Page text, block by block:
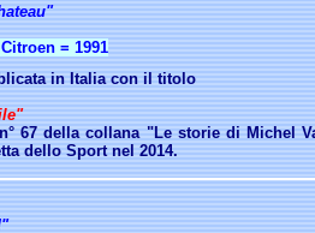
= 1991
in Italia con il titolo
67 della collana "Le storie di Michel
dello Sport nel 2014.